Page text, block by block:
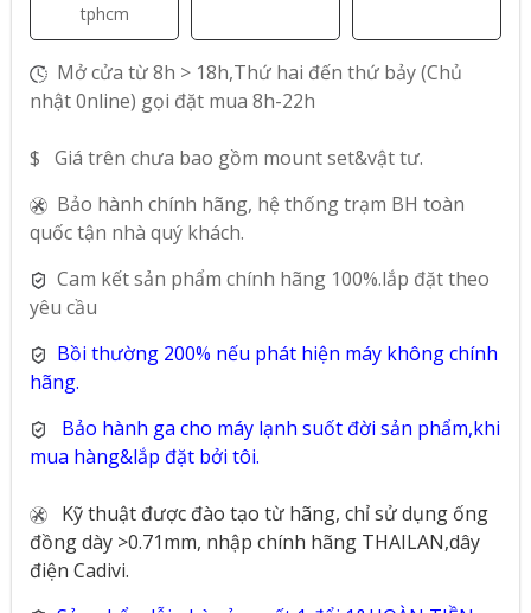
tphcm
Mở cửa từ 8h > 18h,Thứ hai đến thứ bảy (Chủ
nhật 0nline) gọi đặt mua 8h-22h
$ Giá trên chưa bao gồm mount set&vật tư.
Bảo hành chính hãng, hệ thống trạm BH toàn
quốc tận nhà quý khách.
Cam kết sản phẩm chính hãng 100%.lắp đặt theo
yêu cầu
Bồi thường 200% nếu phát hiện máy không chính
hãng.
Bảo hành ga cho máy lạnh suốt đời sản phẩm,khi
mua hàng&lắp đặt bởi tôi.
Kỹ thuật được đào tạo từ hãng, chỉ sử dụng ống
đồng dày >0.71mm, nhập chính hãng THAILAN,dây
điện Cadivi.